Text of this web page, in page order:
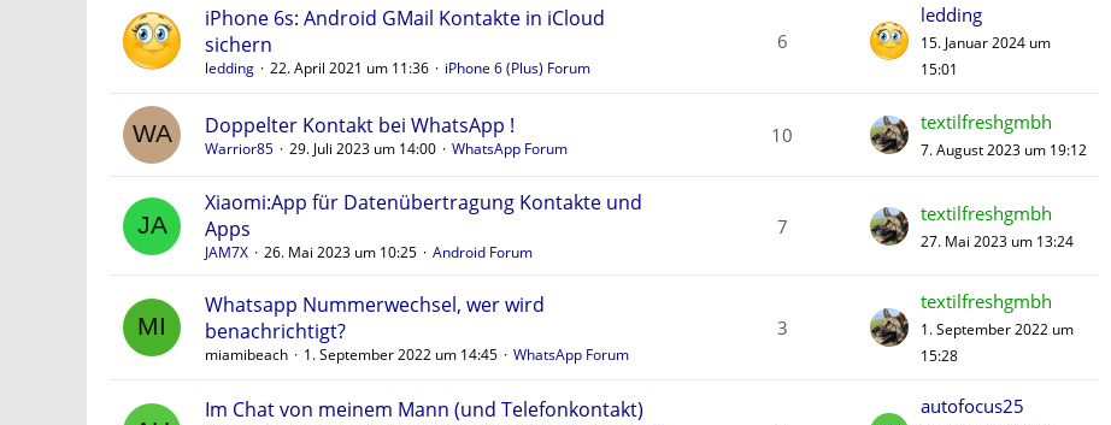
iPhone 6s: Android GMail Kontakte in iCloud
sichern
ledding 22. April 2021 um 11:36 iPhone 6 (Plus) Forum
6
ledding
15. Januar 2024 um
15:01
Doppelter Kontakt bei WhatsApp !
Warrior85 29. Juli 2023 um 14:00 WhatsApp Forum
10
textilfreshgmbh
7. August 2023 um 19:12
Xiaomi:App für Datenübertragung Kontakte und
Apps
JAM7X 26. Mai 2023 um 10:25 Android Forum
7
textilfreshgmbh
27. Mai 2023 um 13:24
Whatsapp Nummerwechsel, wer wird
benachrichtigt?
miamibeach 1. September 2022 um 14:45 WhatsApp Forum
3
textilfreshgmbh
1. September 2022 um
15:28
Im Chat von meinem Mann (und Telefonkontakt)
autofocus25